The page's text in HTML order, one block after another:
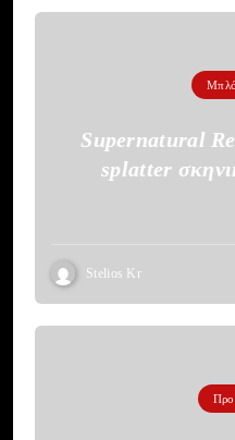
Supernatural
splatter
Stelios Kr